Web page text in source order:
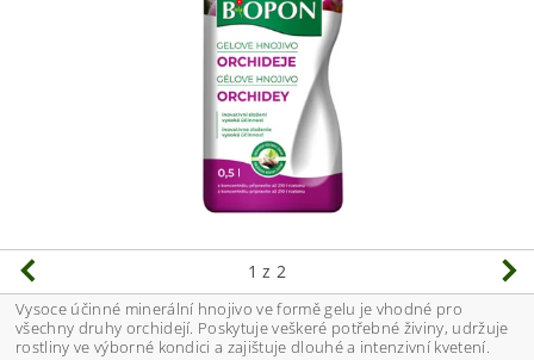
1 z 2
Vysoce účinné minerální hnojivo ve formě gelu je vhodné pro
všechny druhy orchidejí. Poskytuje veškeré potřebné živiny, udržuje
rostliny ve výborné kondici a zajištuje dlouhé a intenzivní kvetení.